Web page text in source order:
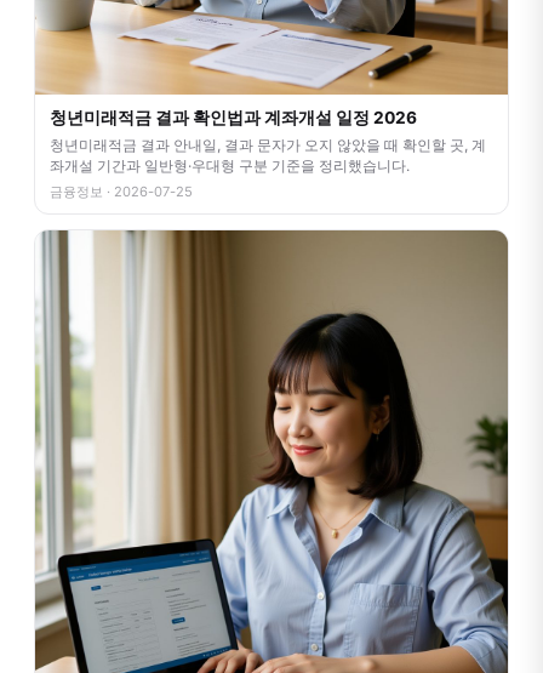
청년미래적금 결과 확인법과 계좌개설 일정 2026
청년미래적금 결과 안내일, 결과 문자가 오지 않았을 때 확인할 곳, 계
좌개설 기간과 일반형·우대형 구분 기준을 정리했습니다.
금융정보 · 2026-07-25